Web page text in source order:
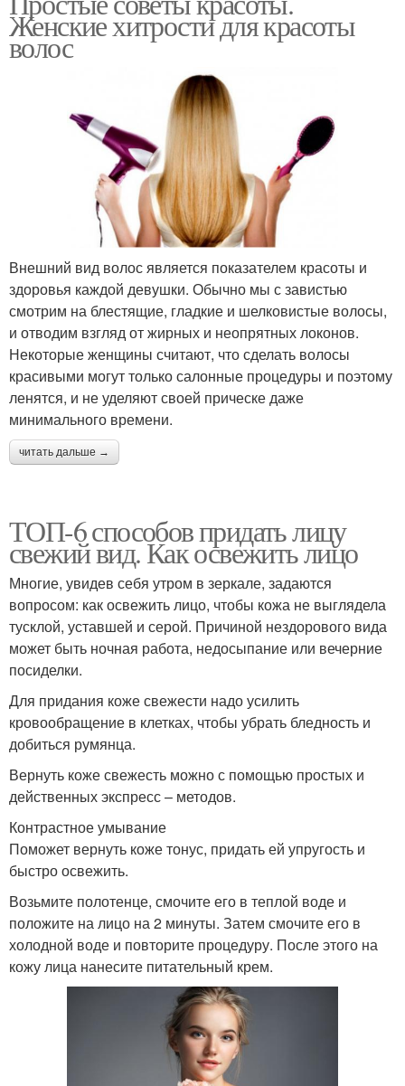
Женские хитрости для красоты
волос
Внешний вид волос является показателем красоты и
здоровья каждой девушки. Обычно мы с завистью
смотрим на блестящие, гладкие и шелковистые волосы,
и отводим взгляд от жирных и неопрятных локонов.
Некоторые женщины считают, что сделать волосы
красивыми могут только салонные процедуры и поэтому
ленятся, и не уделяют своей прическе даже
минимального времени.
читать дальше →
ТОП-6 способов придать лицу
свежий вид. Как освежить лицо
Многие, увидев себя утром в зеркале, задаются
вопросом: как освежить лицо, чтобы кожа не выглядела
тусклой, уставшей и серой. Причиной нездорового вида
может быть ночная работа, недосыпание или вечерние
посиделки.
Для придания коже свежести надо усилить
кровообращение в клетках, чтобы убрать бледность и
добиться румянца.
Вернуть коже свежесть можно с помощью простых и
действенных экспресс – методов.
Контрастное умывание
Поможет вернуть коже тонус, придать ей упругость и
быстро освежить.
Возьмите полотенце, смочите его в теплой воде и
положите на лицо на 2 минуты. Затем смочите его в
холодной воде и повторите процедуру. После этого на
кожу лица нанесите питательный крем.